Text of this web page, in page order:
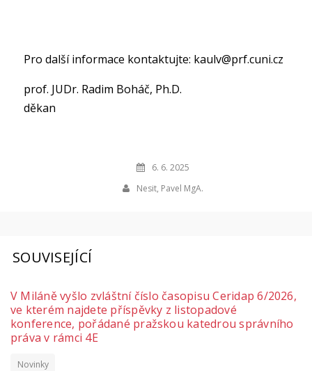
Pro další informace kontaktujte: kaulv@prf.cuni.cz
prof. JUDr. Radim Boháč, Ph.D.
děkan
6. 6. 2025
Nesit, Pavel MgA.
SOUVISEJÍCÍ
V Miláně vyšlo zvláštní číslo časopisu Ceridap 6/2026,
ve kterém najdete příspěvky z listopadové
konference, pořádané pražskou katedrou správního
práva v rámci 4E
Novinky